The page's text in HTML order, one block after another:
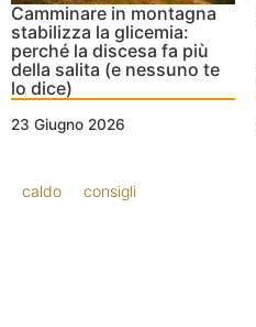
Camminare in montagna
stabilizza la glicemia:
perché la discesa fa più
della salita (e nessuno te
lo dice)
23 Giugno 2026
caldo consigli